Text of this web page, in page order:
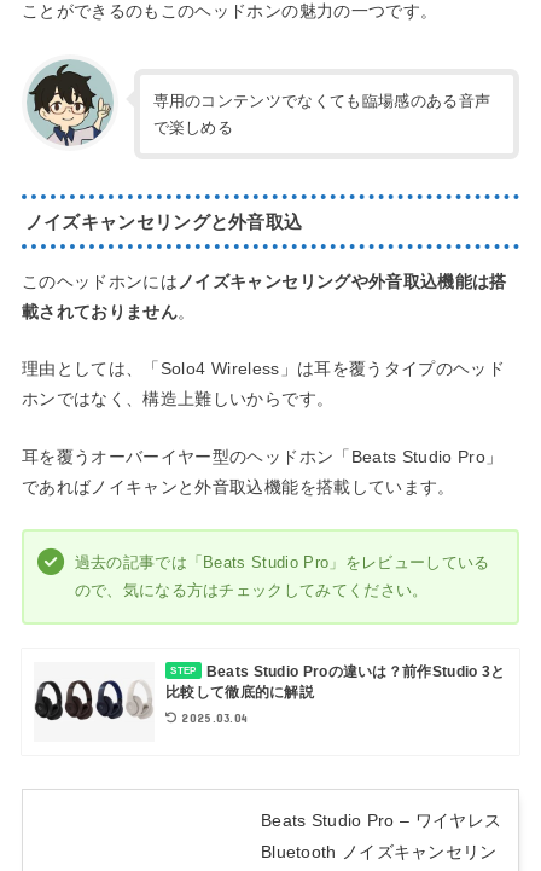
ことができるのもこのヘッドホンの魅力の一つです。
専用のコンテンツでなくても臨場感のある音声
で楽しめる
ノイズキャンセリングと外音取込
このヘッドホンには ノイズキャンセリングや外音取込機能は搭
載されておりません。
理由としては、「Solo4 Wireless」は耳を覆うタイプのヘッド
ホンではなく、構造上難しいからです。
耳を覆うオーバーイヤー型のヘッドホン「Beats Studio Pro」
であればノイキャンと外音取込機能を搭載しています。
過去の記事では「Beats Studio Pro」をレビューしている
ので、気になる方はチェックしてみてください。
STEP
Beats Studio Proの違いは？前作Studio 3と
比較して徹底的に解説
2025.03.04
Beats Studio Pro – ワイヤレス
Bluetooth ノイズキャンセリン